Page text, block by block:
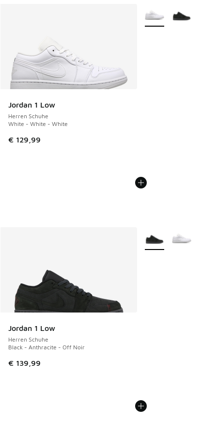
Jordan 1 Low
Herren Schuhe
White - White - White
€ 129,99
Weitere Farben
Jordan 1 Low
Herren Schuhe
Black - Anthracite - Off Noir
€ 139,99
Weitere Farben